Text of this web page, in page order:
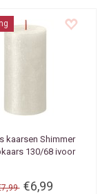
kaarsen Shimmer
130/68 ivoor
€6,99